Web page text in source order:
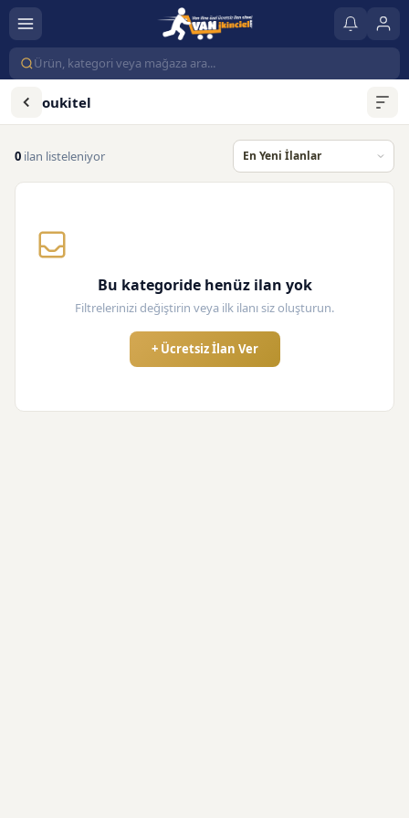
oukitel
0 ilan listeleniyor
Bu kategoride henüz ilan yok
Filtrelerinizi değiştirin veya ilk ilanı siz oluşturun.
+ Ücretsiz İlan Ver